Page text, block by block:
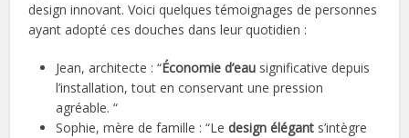
design innovant. Voici quelques témoignages de personnes
ayant adopté ces douches dans leur quotidien :
Jean, architecte : “Économie d’eau significative depuis
l’installation, tout en conservant une pression
agréable. “
Sophie, mère de famille : “Ledesign élégant s’intègre